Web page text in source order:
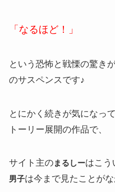
「なるほど！」
という恐怖と戦慄の驚き
のサスペンスです♪
とにかく続きが気になっ
トーリー展開の作品で、
サイト主のまるしーはこう
男子は今まで見たことがな